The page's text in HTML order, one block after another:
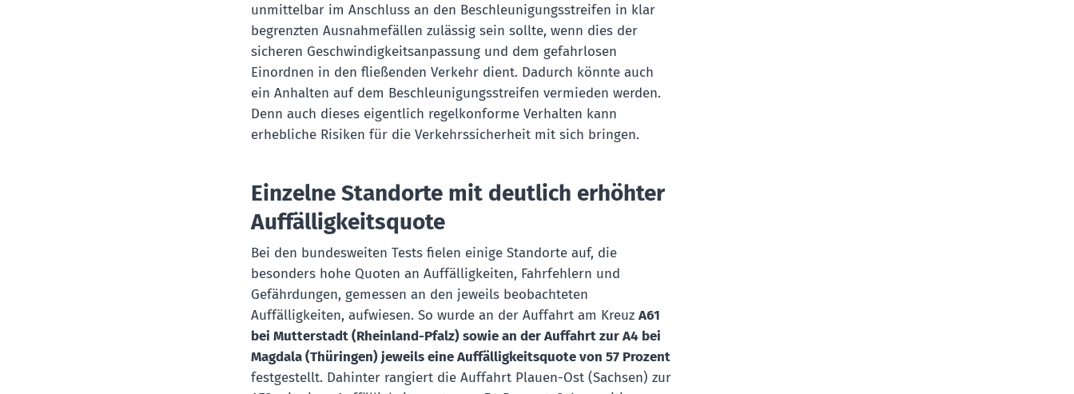
unmittelbar im Anschluss an den Beschleunigungsstreifen in klar
begrenzten Ausnahmefällen zulässig sein sollte, wenn dies der
sicheren Geschwindigkeitsanpassung und dem gefahrlosen
Einordnen in den fließenden Verkehr dient. Dadurch könnte auch
ein Anhalten auf dem Beschleunigungsstreifen vermieden werden.
Denn auch dieses eigentlich regelkonforme Verhalten kann
erhebliche Risiken für die Verkehrssicherheit mit sich bringen.
Einzelne Standorte mit deutlich erhöhter
Auffälligkeitsquote
Bei den bundesweiten Tests fielen einige Standorte auf, die
besonders hohe Quoten an Auffälligkeiten, Fahrfehlern und
Gefährdungen, gemessen an den jeweils beobachteten
Auffälligkeiten, aufwiesen. So wurde an der Auffahrt am Kreuz A61
bei Mutterstadt (Rheinland-Pfalz) sowie an der Auffahrt zur A4 bei
Magdala (Thüringen) jeweils eine Auffälligkeitsquote von 57 Prozent
festgestellt. Dahinter rangiert die Auffahrt Plauen-Ost (Sachsen) zur